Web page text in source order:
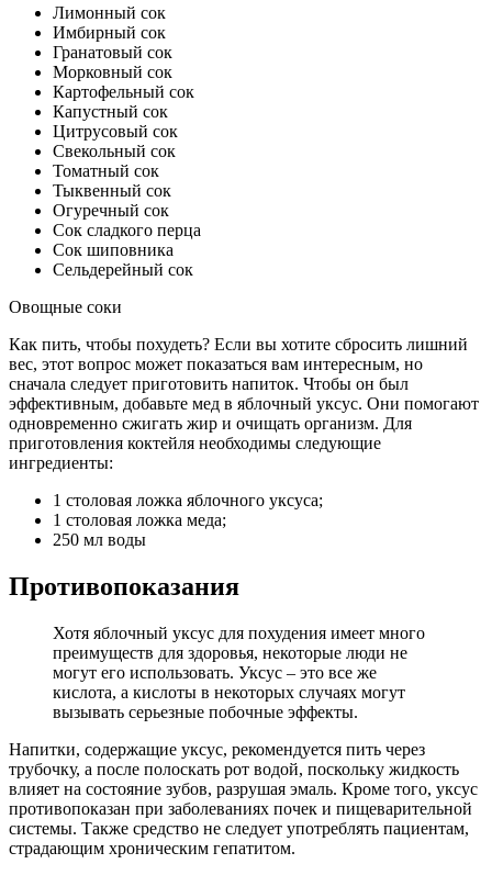
Лимонный сок
Имбирный сок
Гранатовый сок
Морковный сок
Картофельный сок
Капустный сок
Цитрусовый сок
Свекольный сок
Томатный сок
Тыквенный сок
Огуречный сок
Сок сладкого перца
Сок шиповника
Сельдерейный сок
Овощные соки
Как пить, чтобы похудеть? Если вы хотите сбросить лишний
вес, этот вопрос может показаться вам интересным, но
сначала следует приготовить напиток. Чтобы он был
эффективным, добавьте мед в яблочный уксус. Они помогают
одновременно сжигать жир и очищать организм. Для
приготовления коктейля необходимы следующие
ингредиенты:
1 столовая ложка яблочного уксуса;
1 столовая ложка меда;
250 мл воды
Противопоказания
Хотя яблочный уксус для похудения имеет много
преимуществ для здоровья, некоторые люди не
могут его использовать. Уксус – это все же
кислота, а кислоты в некоторых случаях могут
вызывать серьезные побочные эффекты.
Напитки, содержащие уксус, рекомендуется пить через
трубочку, а после полоскать рот водой, поскольку жидкость
влияет на состояние зубов, разрушая эмаль. Кроме того, уксус
противопоказан при заболеваниях почек и пищеварительной
системы. Также средство не следует употреблять пациентам,
страдающим хроническим гепатитом.